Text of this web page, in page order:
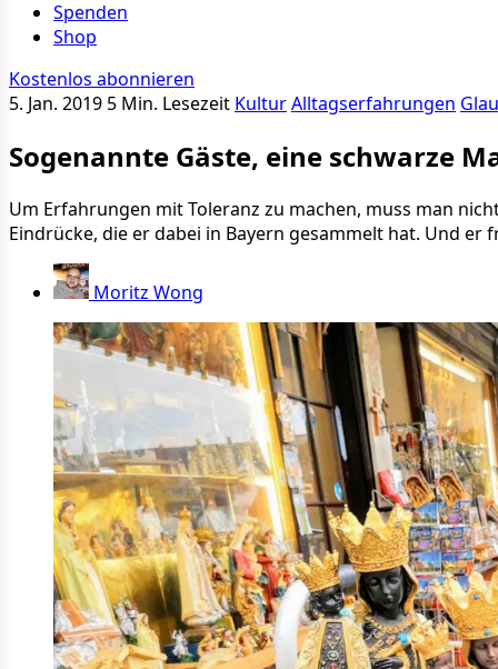
Spenden
Shop
Kostenlos abonnieren
5. Jan. 2019 5 Min. Lesezeit KulturAlltagserfahrungen
Sogenannte Gäste, eine schwarze
Um Erfahrungen mit Toleranz zu machen, muss man
Eindrücke, die er dabei in Bayern gesammelt hat. Und
Moritz Wong